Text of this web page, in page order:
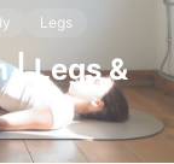
Legs
| Legs &